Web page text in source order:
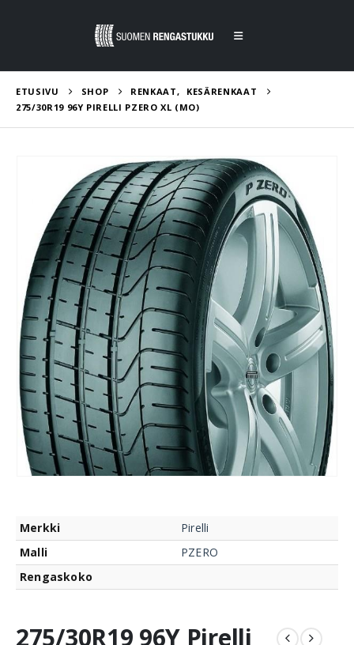
ETUSIVU SHOP RENKAAT,
KESÄRENKAAT
275/30R19 96Y PIRELLI PZERO XL (MO)
Merkki
Pirelli
Malli
PZERO
Rengaskoko
275/30R19 96Y Pirelli